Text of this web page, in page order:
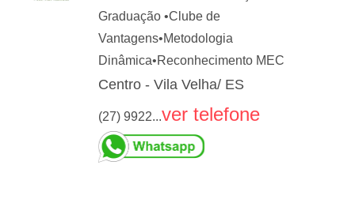
Graduação •Clube de
Vantagens•Metodologia
Dinâmica•Reconhecimento MEC
Centro - Vila Velha/ ES
(27) 9922...ver telefone